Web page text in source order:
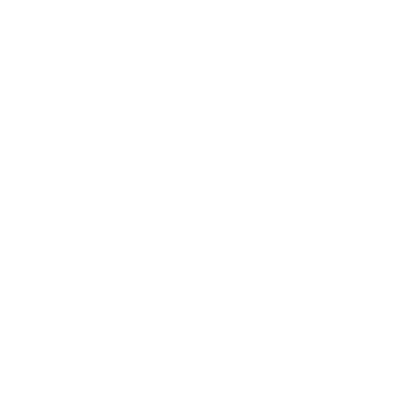
させていただ
了承ください。
き作成されるも
ようお願いしま
です。
ありません。
ず変更すること
1000ppm以下、
下、フタル酸ジブチ
ない年数を意
貨物等」とい
可)を取得する
要な手段を講じ
ムロン制御